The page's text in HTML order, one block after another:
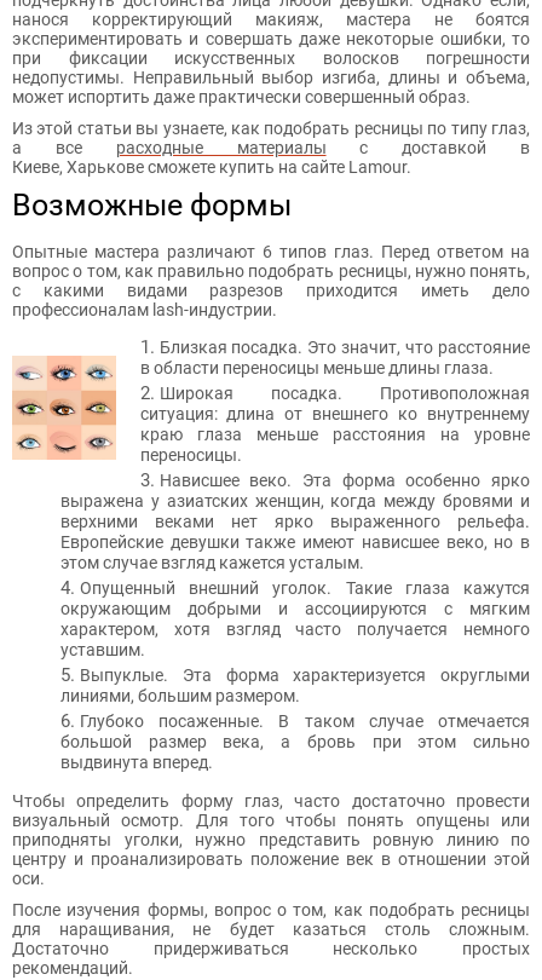
нанося корректирующий макияж, мастера не боятся
экспериментировать и совершать даже некоторые ошибки, то
при фиксации искусственных волосков погрешности
недопустимы. Неправильный выбор изгиба, длины и объема,
может испортить даже практически совершенный образ.
Из этой статьи вы узнаете, как подобрать ресницы по типу глаз,
а все расходные материалы с доставкой в
Киеве, Харькове сможете купить на сайте Lamour.
Возможные формы
Опытные мастера различают 6 типов глаз. Перед ответом на
вопрос о том, как правильно подобрать ресницы, нужно понять,
с какими видами разрезов приходится иметь дело
профессионалам lash-индустрии.
Близкая посадка. Это значит, что расстояние
в области переносицы меньше длины глаза.
Широкая посадка. Противоположная
ситуация: длина от внешнего ко внутреннему
краю глаза меньше расстояния на уровне
переносицы.
Нависшее веко. Эта форма особенно ярко
выражена у азиатских женщин, когда между бровями и
верхними веками нет ярко выраженного рельефа.
Европейские девушки также имеют нависшее веко, но в
этом случае взгляд кажется усталым.
Опущенный внешний уголок. Такие глаза кажутся
окружающим добрыми и ассоциируются с мягким
характером, хотя взгляд часто получается немного
уставшим.
Выпуклые. Эта форма характеризуется округлыми
линиями, большим размером.
Глубоко посаженные. В таком случае отмечается
большой размер века, а бровь при этом сильно
выдвинута вперед.
Чтобы определить форму глаз, часто достаточно провести
визуальный осмотр. Для того чтобы понять опущены или
приподняты уголки, нужно представить ровную линию по
центру и проанализировать положение век в отношении этой
оси.
После изучения формы, вопрос о том, как подобрать ресницы
для наращивания, не будет казаться столь сложным.
Достаточно придерживаться несколько простых
рекомендаций.